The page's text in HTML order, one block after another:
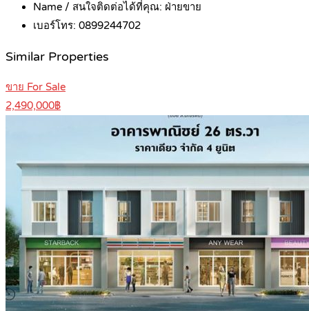
Name / สนใจติดต่อได้ที่คุณ: ฝ่ายขาย
เบอร์โทร: 0899244702
Similar Properties
ขาย For Sale
2,490,000฿